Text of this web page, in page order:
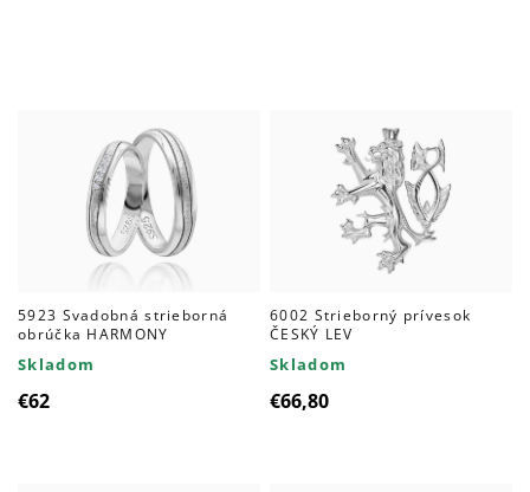
5923 Svadobná strieborná
obrúčka HARMONY
Skladom
€62
6002 Strieborný prívesok
ČESKÝ LEV
Skladom
€66,80